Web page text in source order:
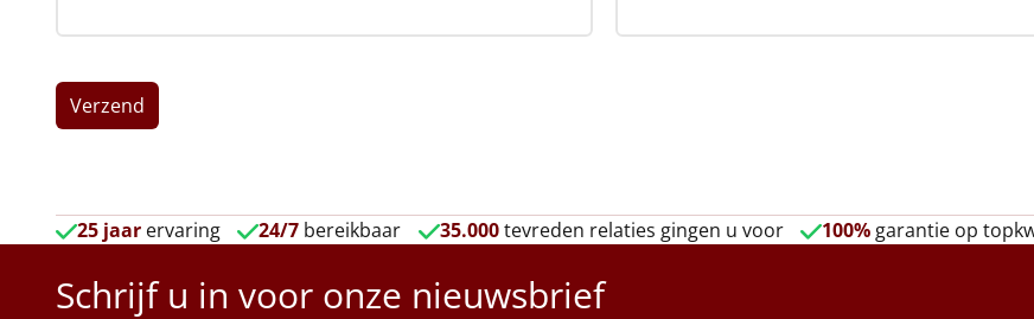
25 jaar ervaring 24/7 bereikbaar 35.000tevreden relaties gingen u voor 100%garantie op
Schrijf u in voor onze nieuwsbrief